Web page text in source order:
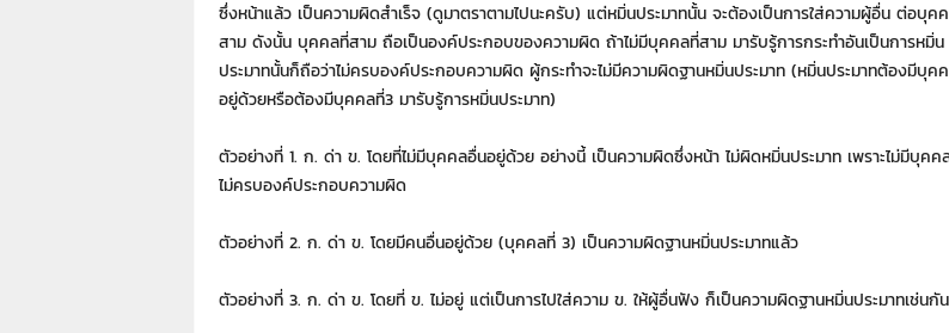
ซึ่งหน้าแล้ว เป็นความผิดสำเร็จ (ดูมาตราตามไปนะครับ) แต่หมิ่นประมาทนั้น จะต้องเป็นการใส่ความผู้อื่น ต่อบุค
สาม ดังนั้น บุคคลที่สาม ถือเป็นองค์ประกอบของความผิด ถ้าไม่มีบุคคลที่สาม มารับรู้การกระทำอันเป็นการหมิ่น
ประมาทนั้นก็ถือว่าไม่ครบองค์ประกอบความผิด ผู้กระทำจะไม่มีความผิดฐานหมิ่นประมาท (หมิ่นประมาทต้องมีบุค
อยู่ด้วยหรือต้องมีบุคคลที่3 มารับรู้การหมิ่นประมาท)
ตัวอย่างที่ 1. ก. ด่า ข. โดยที่ไม่มีบุคคลอื่นอยู่ด้วย อย่างนี้ เป็นความผิดซึ่งหน้า ไม่ผิดหมิ่นประมาท เพราะไม่มีบุคค
ไม่ครบองค์ประกอบความผิด
ตัวอย่างที่ 2. ก. ด่า ข. โดยมีคนอื่นอยู่ด้วย (บุคคลที่ 3) เป็นความผิดฐานหมิ่นประมาทแล้ว
ตัวอย่างที่ 3. ก. ด่า ข. โดยที่ ข. ไม่อยู่ แต่เป็นการไปใส่ความ ข. ให้ผู้อื่นฟัง ก็เป็นความผิดฐานหมิ่นประมาทเช่นกัน